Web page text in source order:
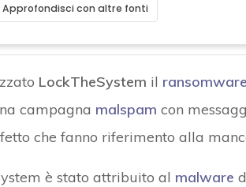
Approfondisci con altre fonti
LockTheSystem il ransomware
campagna malspam con
che fanno riferimento alla
è stato attribuito al malware